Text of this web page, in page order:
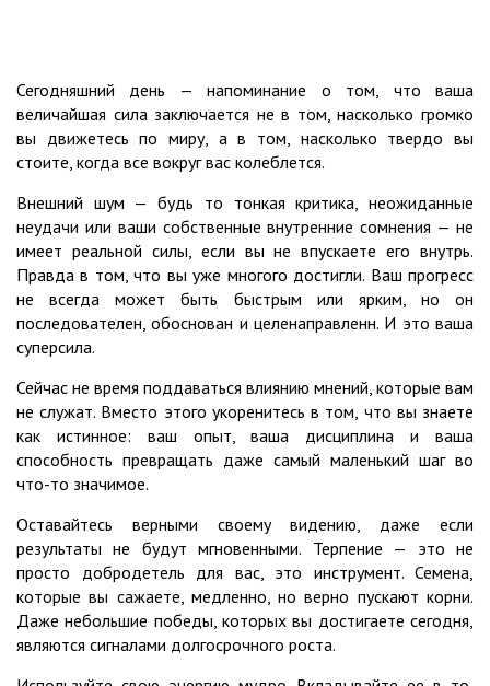
Сегодняшний день — напоминание о том, что ваша
величайшая сила заключается не в том, насколько громко
вы движетесь по миру, а в том, насколько твердо вы
стоите, когда все вокруг вас колеблется.
Внешний шум — будь то тонкая критика, неожиданные
неудачи или ваши собственные внутренние сомнения — не
имеет реальной силы, если вы не впускаете его внутрь.
Правда в том, что вы уже многого достигли. Ваш прогресс
не всегда может быть быстрым или ярким, но он
последователен, обоснован и целенаправленн. И это ваша
суперсила.
Сейчас не время поддаваться влиянию мнений, которые вам
не служат. Вместо этого укоренитесь в том, что вы знаете
как истинное: ваш опыт, ваша дисциплина и ваша
способность превращать даже самый маленький шаг во
что-то значимое.
Оставайтесь верными своему видению, даже если
результаты не будут мгновенными. Терпение — это не
просто добродетель для вас, это инструмент. Семена,
которые вы сажаете, медленно, но верно пускают корни.
Даже небольшие победы, которых вы достигаете сегодня,
являются сигналами долгосрочного роста.